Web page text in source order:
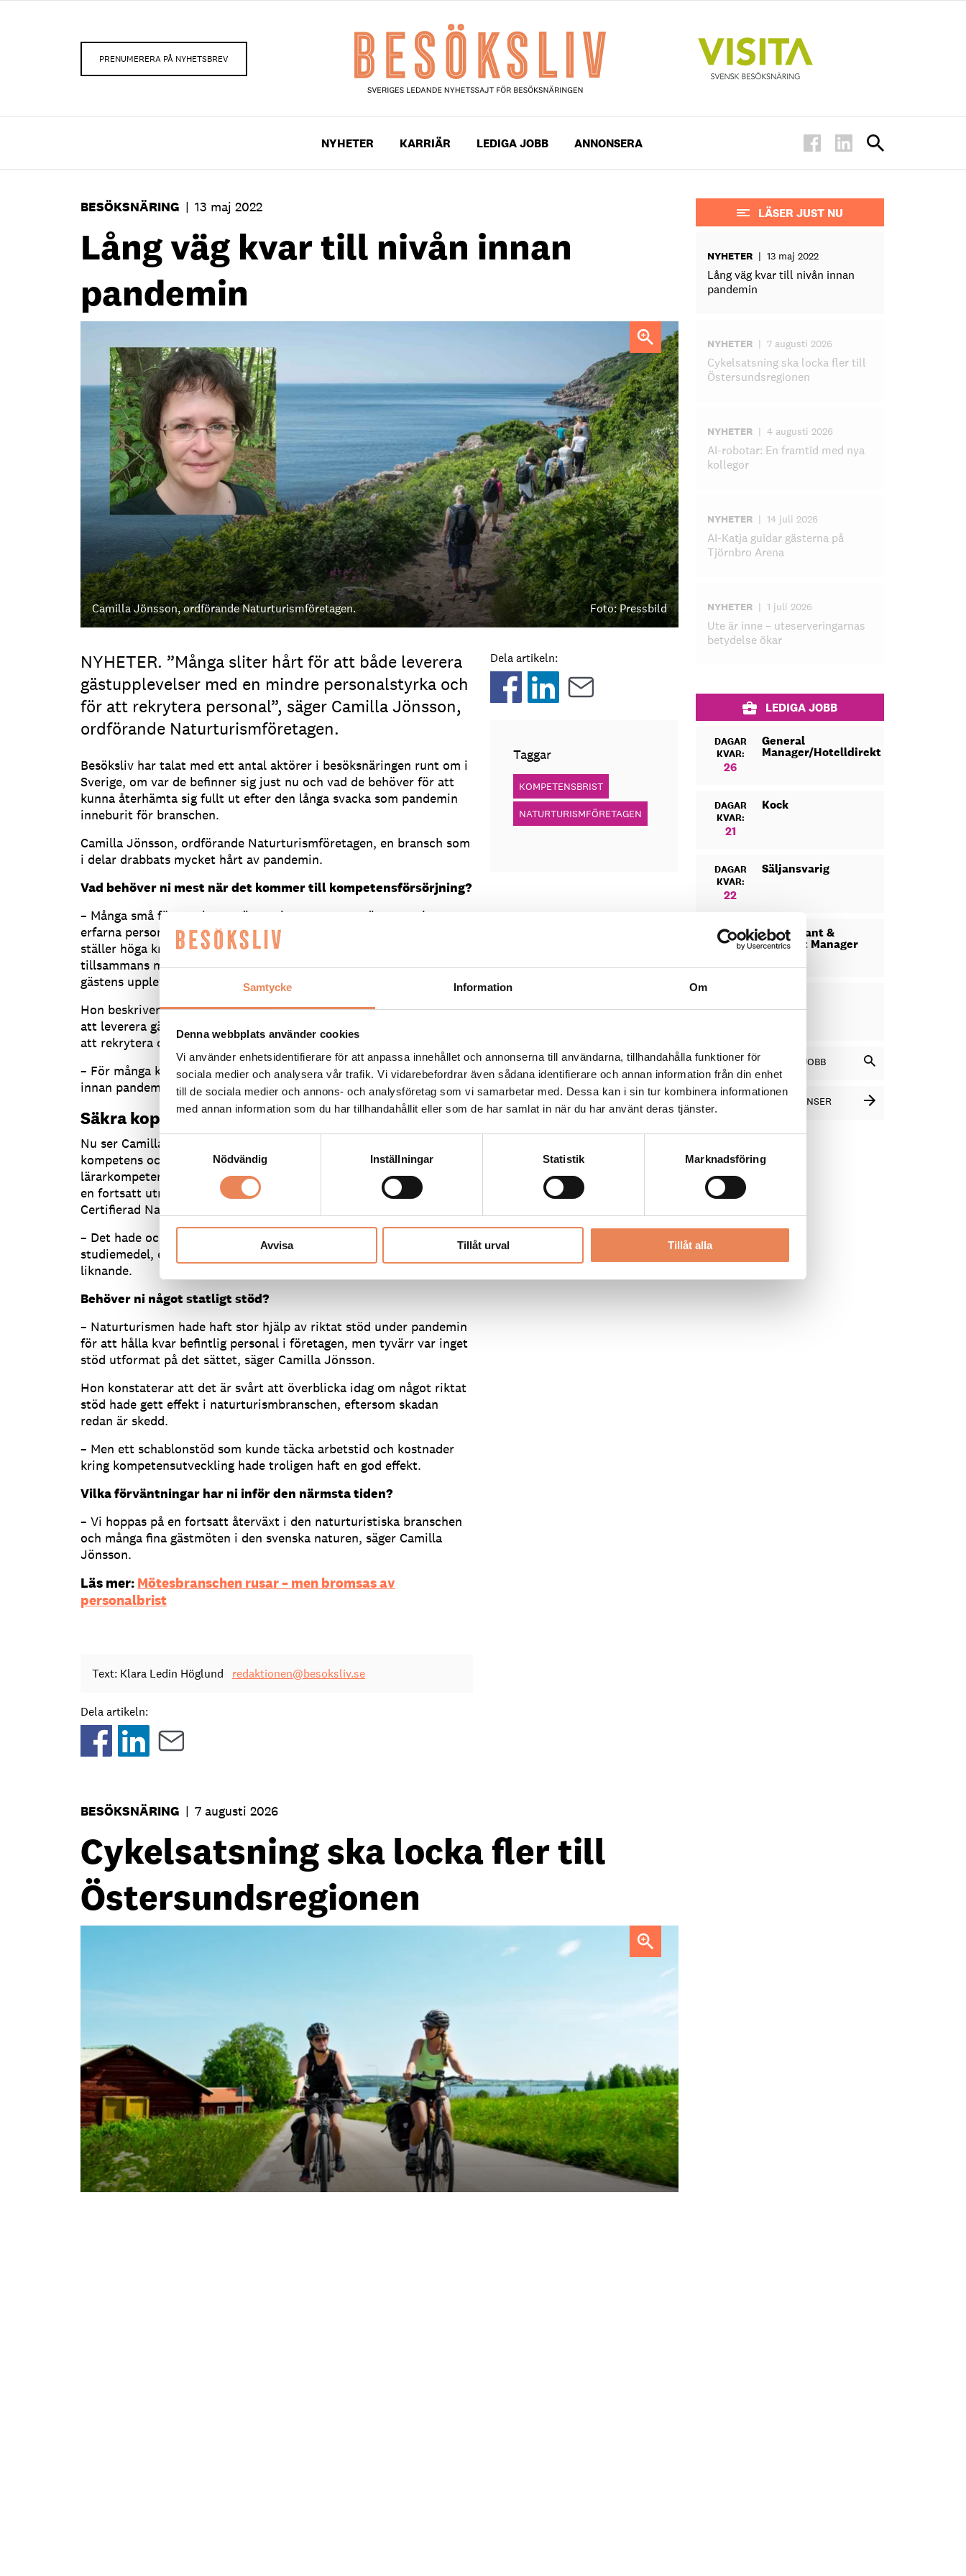
Samtycke Information Om
Denna webbplats använder cookies
Vi använder enhetsidentifierare för att anpassa innehållet och annonserna till användarna, tillhandahålla funktioner för
sociala medier och analysera vår trafik. Vi vidarebefordrar även sådana identifierare och annan information från din enhet
till de sociala medier och annons- och analysföretag som vi samarbetar med. Dessa kan i sin tur kombinera informationen
med annan information som du har tillhandahållit eller som de har samlat in när du har använt deras tjänster.
Samtyckesval
Nödvändig
Inställningar Statistik Marknadsföring
Avvisa Tillåt urval Tillåt alla
PRENUMERERA PÅ NYHETSBREV
NYHETER KARRIÄR LEDIGA JOBB ANNONSERA
BESÖKSNÄRING | 13 maj 2022
Lång väg kvar till nivån innan
pandemin
Camilla Jönsson, ordförande Naturturismföretagen. Foto: Pressbild
NYHETER. ”Många sliter hårt för att både leverera
gästupplevelser med en mindre personalstyrka och
för att rekrytera personal”, säger Camilla Jönsson,
ordförande Naturturismföretagen.
Besöksliv har talat med ett antal aktörer i besöksnäringen runt om i
Sverige, om var de befinner sig just nu och vad de behöver för att
kunna återhämta sig fullt ut efter den långa svacka som pandemin
inneburit för branschen.
Camilla Jönsson, ordförande Naturturismföretagen, en bransch som
i delar drabbats mycket hårt av pandemin.
Vad behöver ni mest när det kommer till kompetensförsörjning?
– Många små företag har tyvärr varit tvungna att säga upp sin
erfarna personal under pandemin. Att arbeta med grupper i naturen
ställer höga krav på förvärvad kunskap och erfarenhet – som
tillsammans med ett gediget värdskap lägger själva grunden för
gästens upplevelse, säger Camilla Jönsson.
Hon beskriver hur många naturturismföretag nu sliter hårt, både för
att leverera gästupplevelser med en mindre personalstyrka, och för
att rekrytera och kompetensutveckla sin personal.
– För många kommer det att ta flera år att återkomma till statusen
innan pandemins start.
Säkra koppling mellan utbildare och bransch
Nu ser Camilla Jönsson att naturturismen behöver fortsatt fokus på
kompetens och kvalitet, exempelvis genom att säkra
lärarkompetens och koppling mellan utbildare och bransch, liksom
en fortsatt utrullning och etablering av branschcertifieringen
Certifierad Naturguide.
– Det hade också behövts en dialog kring möjligheten att söka
studiemedel, exempelvis för utbildningar till bergsguide och
liknande.
Behöver ni något statligt stöd?
– Naturturismen hade haft stor hjälp av riktat stöd under pandemin
för att hålla kvar befintlig personal i företagen, men tyvärr var inget
stöd utformat på det sättet, säger Camilla Jönsson.
Hon konstaterar att det är svårt att överblicka idag om något riktat
stöd hade gett effekt i naturturismbranschen, eftersom skadan
redan är skedd.
– Men ett schablonstöd som kunde täcka arbetstid och kostnader
kring kompetensutveckling hade troligen haft en god effekt.
Vilka förväntningar har ni inför den närmsta tiden?
– Vi hoppas på en fortsatt återväxt i den naturturistiska branschen
och många fina gästmöten i den svenska naturen, säger Camilla
Jönsson.
Läs mer: Mötesbranschen rusar – men bromsas av
personalbrist
Text: Klara Ledin Höglund redaktionen@besoksliv.se
Dela artikeln:
Dela artikeln:
Taggar
KOMPETENSBRIST
NATURTURISMFÖRETAGEN
BESÖKSNÄRING | 7 augusti 2026
Cykelsatsning ska locka fler till
Östersundsregionen
LÄSER JUST NU
NYHETER | 13 maj 2022
Lång väg kvar till nivån innan
pandemin
NYHETER | 7 augusti 2026
Cykelsatsning ska locka fler till
Östersundsregionen
NYHETER | 4 augusti 2026
AI-robotar: En framtid med nya
kollegor
NYHETER | 14 juli 2026
AI-Katja guidar gästerna på
Tjörnbro Arena
NYHETER | 1 juli 2026
Ute är inne – uteserveringarnas
betydelse ökar
LEDIGA JOBB
DAGAR
KVAR:
26
General
Manager/Hotelldirektör
DAGAR
KVAR:
21
Kock
DAGAR
KVAR:
22
Säljansvarig
DAGAR
KVAR:
Restaurant &
Banquet Manager
KVAR:
SÖK BLAND LEDIGA JOBB
SE FLER PLATSANNONSER